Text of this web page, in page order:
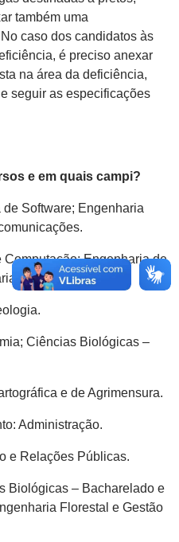
também uma
caso dos candidatos às
é preciso anexar
na área da deficiência,
seguir as especificações
e em quais campi?
Software; Engenharia
Engenharia de
Elétrica.
Ciências Biológicas –
e de Agrimensura.
Administração.
e Relações Públicas.
Biológicas – Bacharelado e
Florestal e Gestão